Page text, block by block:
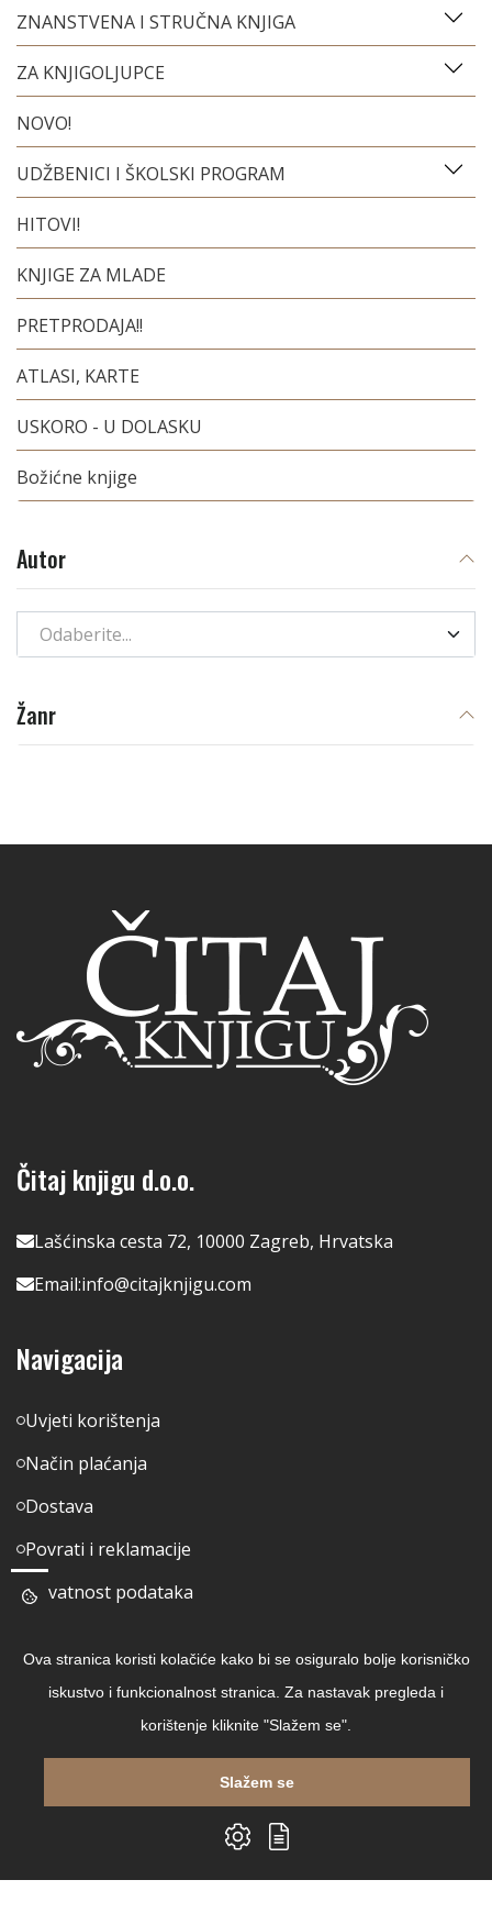
ZNANSTVENA I STRUČNA KNJIGA
ZA KNJIGOLJUPCE
NOVO!
UDŽBENICI I ŠKOLSKI PROGRAM
HITOVI!
KNJIGE ZA MLADE
PRETPRODAJA!!
ATLASI, KARTE
USKORO - U DOLASKU
Božićne knjige
Autor
Odaberite...
Žanr
Čitaj knjigu d.o.o.
Lašćinska cesta 72, 10000 Zagreb, Hrvatska
Email:info@citajknjigu.com
Navigacija
Uvjeti korištenja
Način plaćanja
Dostava
Povrati i reklamacije
Privatnost podataka
Pratite nas
Instagram
Ova stranica koristi kolačiće kako bi se osiguralo bolje korisničko
iskustvo i funkcionalnost stranica. Za nastavak pregleda i
korištenje kliknite "Slažem se".
Slažem se